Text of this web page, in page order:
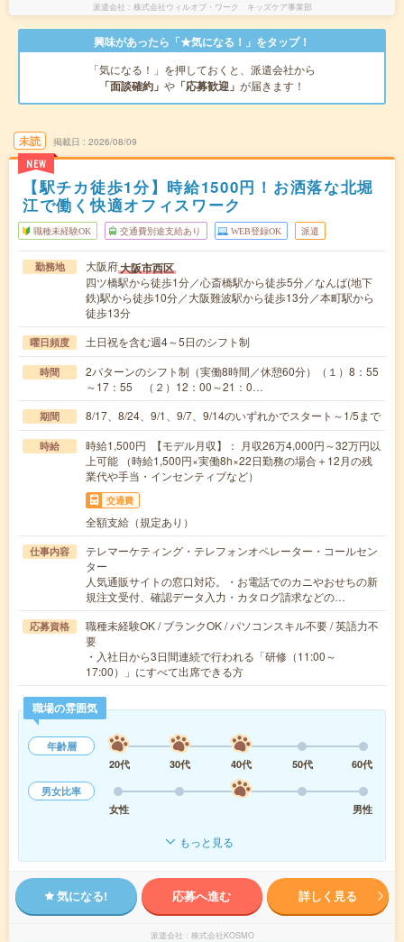
派遣会社 株式会社ウィルオブ・ワーク キッズケア事業部
興味があったら「★気になる！」をタップ！
「気になる！」を押しておくと、派遣会社から
「面談確約」 や 「応募歓迎」 が届きます！
未読
NEW
掲載日 2026/08/09
【駅チカ徒歩1分】時給1500円！お洒落な北堀
江で働く快適オフィスワーク
職種未経験OK 交通費別途支給あり WEB登録OK 派遣
勤務地 大阪府大阪市西区
四ツ橋駅から徒歩1分／心斎橋駅から徒歩5分／なんば(地下
鉄)駅から徒歩10分／大阪難波駅から徒歩13分／本町駅から
徒歩13分
曜日頻度 土日祝を含む週4～5日のシフト制
時間
2パターンのシフト制（実働8時間／休憩60分）（１）8：55
～17：55 （２）12：00～21：0…
期間 8/17、8/24、9/1、9/7、9/14のいずれかでスタート～1/5まで
時給
時給1,500円 【モデル月収】： 月収26万4,000円～32万円以
上可能 （時給1,500円×実働8h×22日勤務の場合＋12月の残
業代や手当・インセンティブなど）
交通費
全額支給（規定あり）
仕事内容
テレマーケティング・テレフォンオペレーター・コールセン
ター
人気通販サイトの窓口対応。・お電話でのカニやおせちの新
規注文受付、確認データ入力・カタログ請求などの…
応募資格
職種未経験OK / ブランクOK / パソコンスキル不要 / 英語力不
要
・入社日から3日間連続で行われる「研修（11:00～
17:00）」にすべて出席できる方
職場の雰囲気
年齢層
20代
30代 40代 50代
60代
男女比率
女性
男性
もっと見る
気になる! 応募へ進む 詳しく見る
派遣会社 株式会社KOSMO